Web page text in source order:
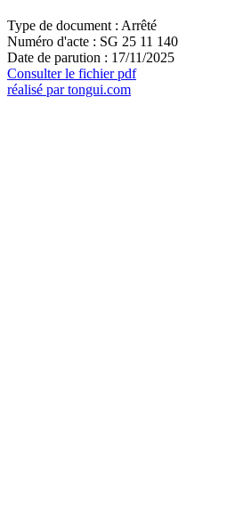
Type de document : Arrêté
Numéro d'acte : SG 25 11 140
Date de parution : 17/11/2025
Consulter le fichier pdf
réalisé par tongui.com